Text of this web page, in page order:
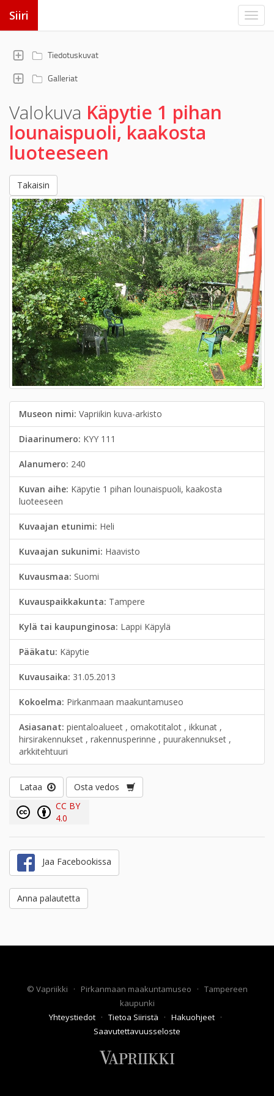
Siiri
Tiedotuskuvat
Galleriat
Valokuva Käpytie 1 pihan
lounaispuoli, kaakosta
luoteeseen
Takaisin
Museon nimi: Vapriikin kuva-arkisto
Diaarinumero: KYY 111
Alanumero: 240
Kuvan aihe: Käpytie 1 pihan lounaispuoli, kaakosta
luoteeseen
Kuvaajan etunimi: Heli
Kuvaajan sukunimi: Haavisto
Kuvausmaa: Suomi
Kuvauspaikkakunta: Tampere
Kylä tai kaupunginosa: Lappi Käpylä
Pääkatu: Käpytie
Kuvausaika: 31.05.2013
Kokoelma: Pirkanmaan maakuntamuseo
Asiasanat: pientaloalueet , omakotitalot , ikkunat ,
hirsirakennukset , rakennusperinne , puurakennukset ,
arkkitehtuuri
Lataa
Osta vedos
CC BY
4.0
Jaa Facebookissa
Anna palautetta
© Vapriikki · Pirkanmaan maakuntamuseo · Tampereen
kaupunki
Yhteystiedot · Tietoa Siiristä · Hakuohjeet ·
Saavutettavuusseloste